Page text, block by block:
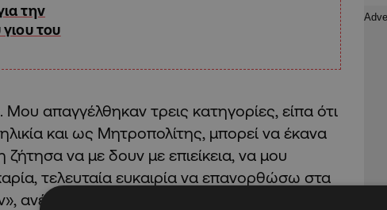
την
του
Mου απαγγέλθηκαν τρεις κατηγορίες, είπα ότι
και ως Μητροπολίτης, μπορεί να έκανα
να με δουν με επιείκεια, να μου
τελευταία ευκαιρία να επανορθώσω στα
ανέφερε.